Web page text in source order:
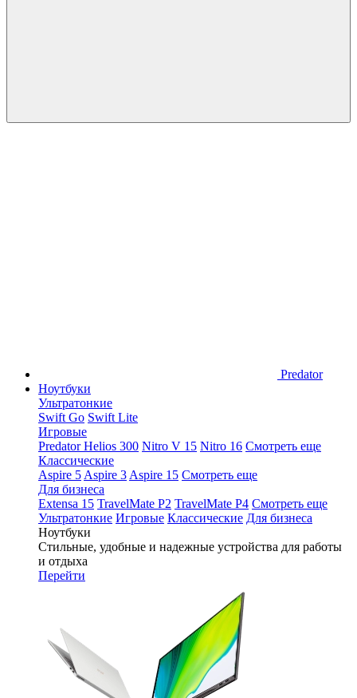
Predator
Ноутбуки
Ультратонкие
Swift Go Swift Lite
Игровые
Predator Helios 300 Nitro V 15 Nitro 16 Смотреть еще
Классические
Aspire 5 Aspire 3 Aspire 15 Смотреть еще
Для бизнеса
Extensa 15 TravelMate P2 TravelMate P4 Смотреть еще
Ультратонкие Игровые Классические Для бизнеса
Ноутбуки
Стильные, удобные и надежные устройства для работы
и отдыха
Перейти